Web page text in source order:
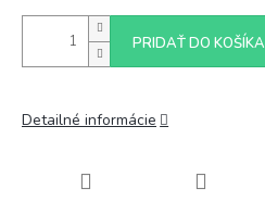
PRIDAŤ DO KOŠÍKA
Detailné informácie